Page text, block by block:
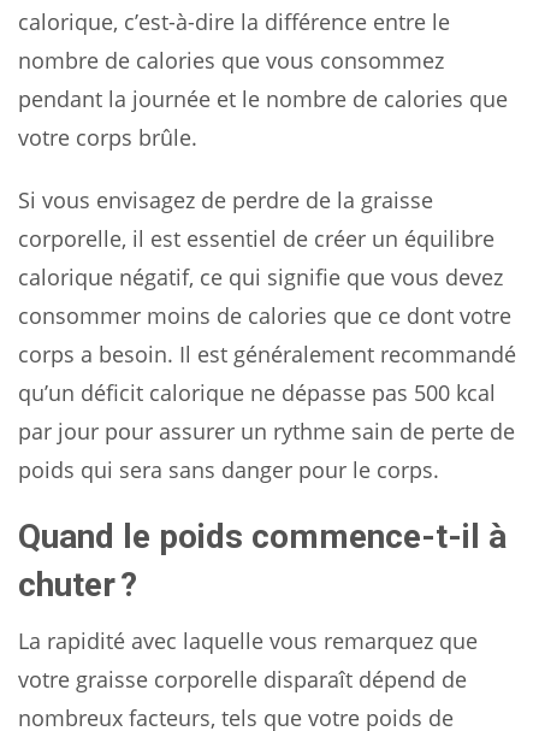
calorique, c’est-à-dire la différence entre le
nombre de calories que vous consommez
pendant la journée et le nombre de calories que
votre corps brûle.
Si vous envisagez de perdre de la graisse
corporelle, il est essentiel de créer un équilibre
calorique négatif, ce qui signifie que vous devez
consommer moins de calories que ce dont votre
corps a besoin. Il est généralement recommandé
qu’un déficit calorique ne dépasse pas 500 kcal
par jour pour assurer un rythme sain de perte de
poids qui sera sans danger pour le corps.
Quand le poids commence-t-il à
chuter ?
La rapidité avec laquelle vous remarquez que
votre graisse corporelle disparaît dépend de
nombreux facteurs, tels que votre poids de